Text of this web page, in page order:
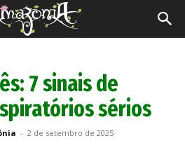
7 sinais de
sérios
- 2 de setembro de 2025